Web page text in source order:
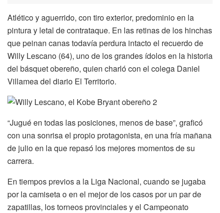
Atlético y aguerrido, con tiro exterior, predominio en la
pintura y letal de contrataque. En las retinas de los hinchas
que peinan canas todavía perdura intacto el recuerdo de
Willy Lescano (64), uno de los grandes ídolos en la historia
del básquet obereño, quien charló con el colega Daniel
Villamea del diario El Territorio.
“Jugué en todas las posiciones, menos de base”, graficó
con una sonrisa el propio protagonista, en una fría mañana
de julio en la que repasó los mejores momentos de su
carrera.
En tiempos previos a la Liga Nacional, cuando se jugaba
por la camiseta o en el mejor de los casos por un par de
zapatillas, los torneos provinciales y el Campeonato